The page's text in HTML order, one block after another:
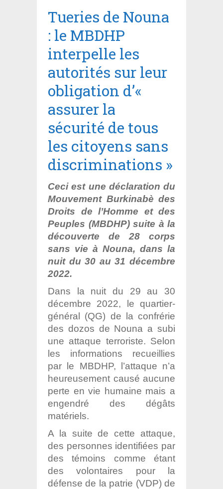
Tueries de Nouna
: le MBDHP
interpelle les
autorités sur leur
obligation d’«
assurer la
sécurité de tous
les citoyens sans
discriminations »
Ceci est une déclaration du
Mouvement Burkinabè des
Droits de l’Homme et des
Peuples (MBDHP) suite à la
découverte de 28 corps
sans vie à Nouna, dans la
nuit du 30 au 31 décembre
2022.
Dans la nuit du 29 au 30
décembre 2022, le quartier-
général (QG) de la confrérie
des dozos de Nouna a subi
une attaque terroriste. Selon
les informations recueillies
par le MBDHP, l’attaque n’a
heureusement causé aucune
perte en vie humaine mais a
engendré des dégâts
matériels.
A la suite de cette attaque,
des personnes identifiées par
des témoins comme étant
des volontaires pour la
défense de la patrie (VDP) de